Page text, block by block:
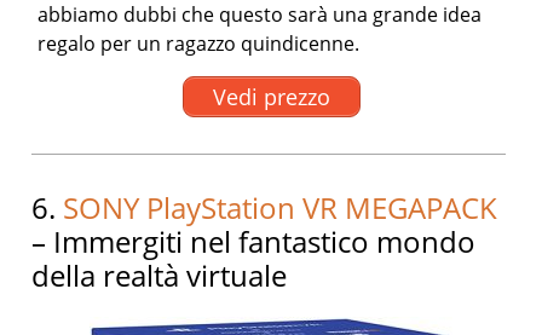
abbiamo dubbi che questo sarà una grande idea
regalo per un ragazzo quindicenne.
Vedi prezzo
6. SONY PlayStation VR MEGAPACK
– Immergiti nel fantastico mondo
della realtà virtuale